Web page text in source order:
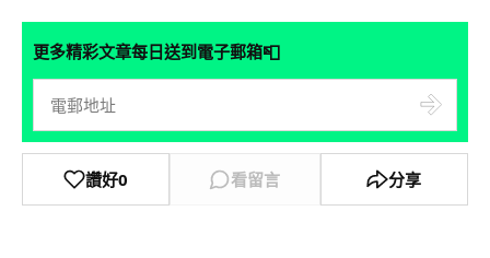
更多精彩文章每日送到電子郵箱📮
讚好0 看留言 分享